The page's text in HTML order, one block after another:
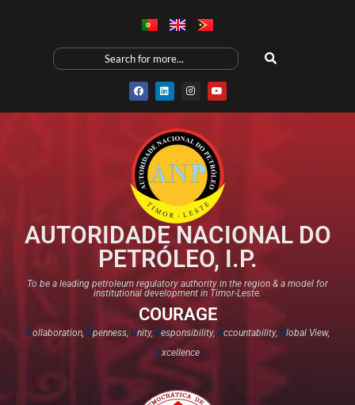
AUTORIDADE NACIONAL DO
PETRÓLEO, I.P.
To be a leading petroleum regulatory authority in the region & a model for
institutional development in Timor-Leste.
COURAGE
Collaboration, Openness, Unity, Responsibility,Accountability, Global View,
Excellence​